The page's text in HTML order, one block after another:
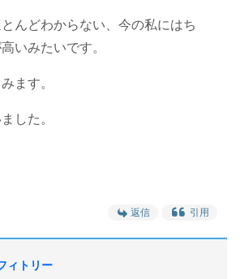
んどわからない、今の私にはち
いみたいです。
ます。
した。
返信 引用
ィトリー